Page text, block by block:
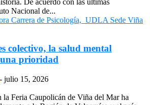
Nacional de...
colectivo, la salud mental
una prioridad
- julio 15, 2026
la Feria Caupolicán de Viña del Mar ha